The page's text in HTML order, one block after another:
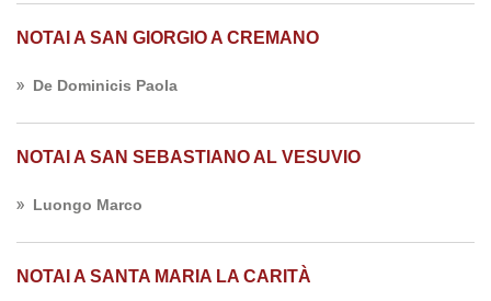
NOTAI A SAN GIORGIO A CREMANO
De Dominicis Paola
NOTAI A SAN SEBASTIANO AL VESUVIO
Luongo Marco
NOTAI A SANTA MARIA LA CARITÀ